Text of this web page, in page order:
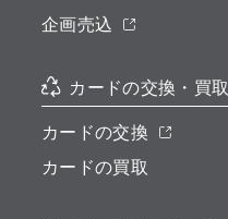
企画売込
カードの交換・買取
カードの交換
カードの買取